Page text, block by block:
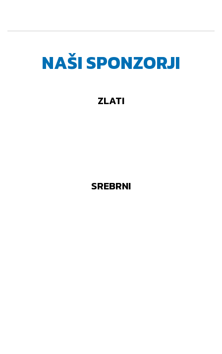
NAŠI SPONZORJI
ZLATI
SREBRNI